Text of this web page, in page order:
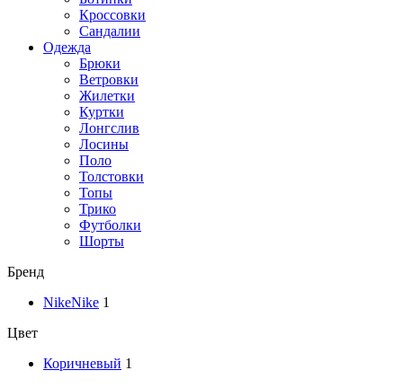
Кроссовки
Сандалии
Одежда
Брюки
Ветровки
Жилетки
Куртки
Лонгслив
Лосины
Поло
Толстовки
Топы
Трико
Футболки
Шорты
Бренд
NikeNike 1
Цвет
Коричневый 1